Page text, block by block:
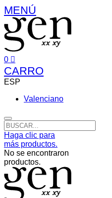
MENÚ
0
CARRO
ESP
Valenciano
Haga clic para
más productos.
No se encontraron
productos.